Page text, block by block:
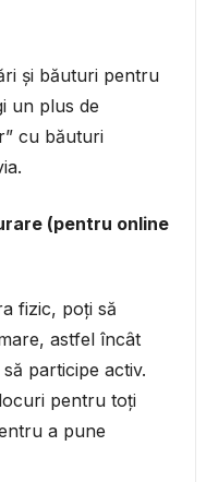
și băuturi pentru
un plus de
cu băuturi
(pentru online
fizic, poți să
astfel încât
participe activ.
pentru toți
a pune